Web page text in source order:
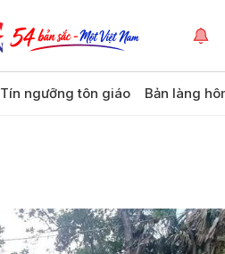
Tín ngưỡng tôn giáo Bản làng